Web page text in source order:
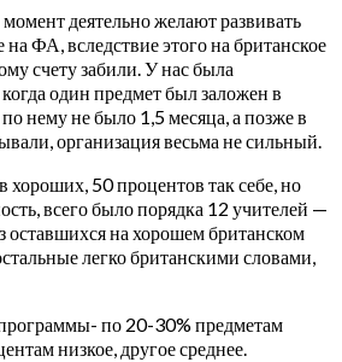
деятельно желают развивать
на ФА, вследствие этого на британское
счету забили. У нас была
один предмет был заложен в
нему не было 1,5 месяца, а позже в
организация весьма не сильный.
хороших, 50 процентов так себе, но
всего было порядка 12 учителей —
оставшихся на хорошем британском
легко британскими словами,
программы- по 20-30% предметам
низкое, другое среднее.